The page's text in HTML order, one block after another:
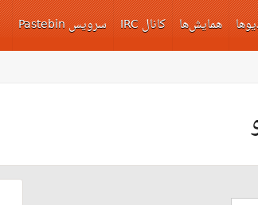
همایش‌ها کانال IRC سرویس Pastebin